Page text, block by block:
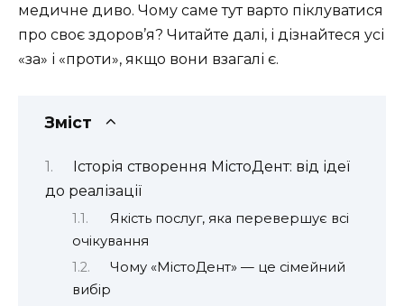
медичне диво. Чому саме тут варто піклуватися
про своє здоров’я? Читайте далі, і дізнайтеся усі
«за» і «проти», якщо вони взагалі є.
Зміст
Історія створення МістоДент: від ідеї
до реалізації
Якість послуг, яка перевершує всі
очікування
Чому «МістоДент» — це сімейний
вибір